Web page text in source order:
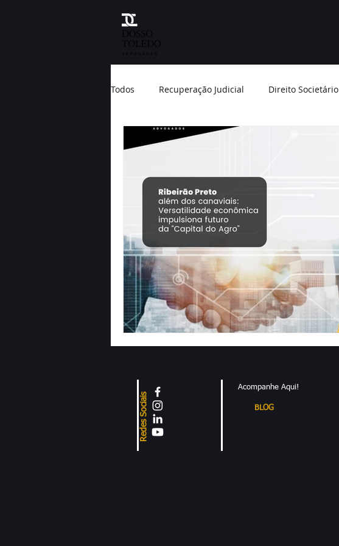
Todos Recuperação Judicial Direito Societário
Direito do Consumidor
Prêmio Nobel Nações
Banco Condenação
Black Friday Exportações carne
Redes Sociais
Acompanhe Aqui!
BLOG